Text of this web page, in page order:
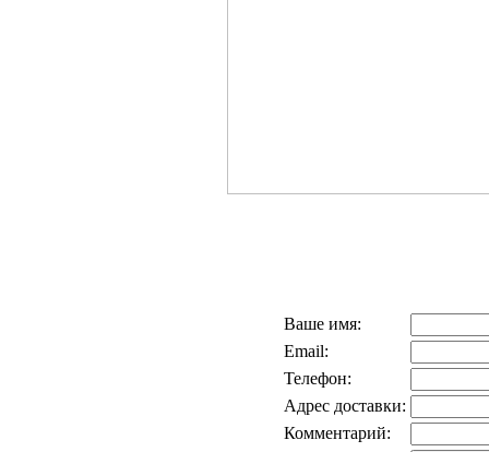
Ваше имя:
Email:
Телефон:
Адрес доставки:
Комментарий: